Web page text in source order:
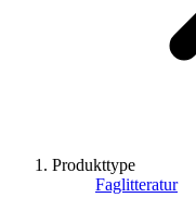
Produkttype
Faglitteratur